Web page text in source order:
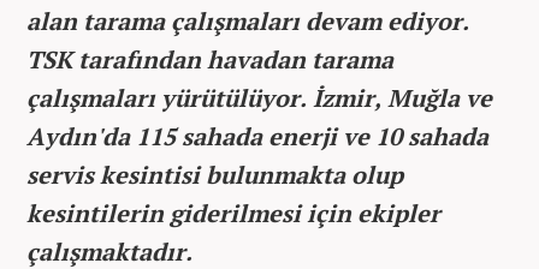
alan tarama çalışmaları devam ediyor.
TSK tarafından havadan tarama
çalışmaları yürütülüyor. İzmir, Muğla ve
Aydın'da 115 sahada enerji ve 10 sahada
servis kesintisi bulunmakta olup
kesintilerin giderilmesi için ekipler
çalışmaktadır.